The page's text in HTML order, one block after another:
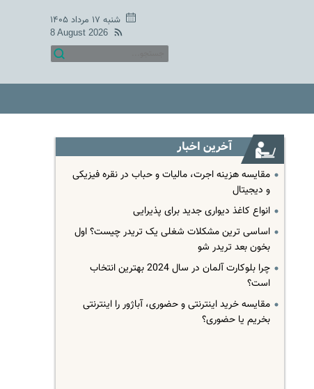
شنبه ۱۷ مرداد ۱۴۰۵
8 August 2026
آخرین اخبار
مقایسه هزینه اجرت، مالیات و حباب در نقره فیزیکی
و دیجیتال
انواع کاغذ دیواری جدید برای پذیرایی
اساسی ترین مشکلات شغلی یک تریدر چیست؟ اول
بخون بعد تریدر شو
چرا بلوکارت آلمان در سال 2024 بهترین انتخاب
است؟
مقایسه خرید اینترنتی و حضوری، آباژور را اینترنتی
بخریم یا حضوری؟